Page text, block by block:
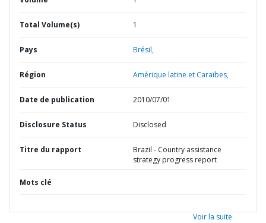
Total Volume(s) 1
Pays Brésil,
Région Amérique latine et Caraïbes,
Date de publication 2010/07/01
Disclosure Status Disclosed
Titre du rapport
Brazil - Country assistance
strategy progress report
Mots clé
Voir la suite